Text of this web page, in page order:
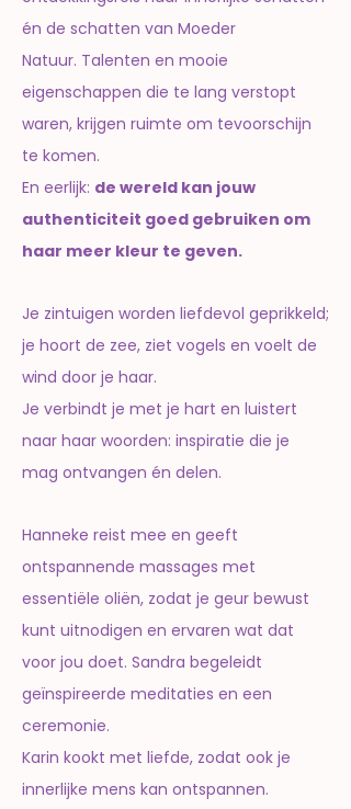
én de schatten van Moeder
Natuur. Talenten en mooie
eigenschappen die te lang verstopt
waren, krijgen ruimte om tevoorschijn
te komen.
En eerlijk: de wereld kan jouw
authenticiteit goed gebruiken om
haar meer kleur te geven.
Je zintuigen worden liefdevol geprikkeld;
je hoort de zee, ziet vogels en voelt de
wind door je haar.
Je verbindt je met je hart en luistert
naar haar woorden: inspiratie die je
mag ontvangen én delen.
Hanneke reist mee en geeft
ontspannende massages met
essentiële oliën, zodat je geur bewust
kunt uitnodigen en ervaren wat dat
voor jou doet. Sandra begeleidt
geïnspireerde meditaties en een
ceremonie.
Karin kookt met liefde, zodat ook je
innerlijke mens kan ontspannen.